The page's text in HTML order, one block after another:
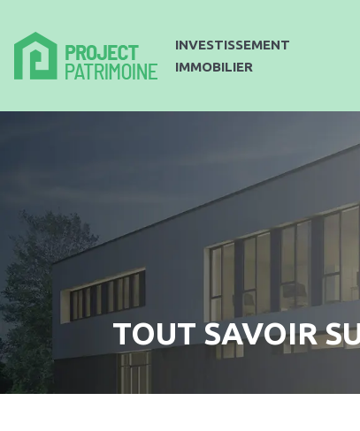
INVESTISSEMENT
IMMOBILIER
TOUT SAVOIR